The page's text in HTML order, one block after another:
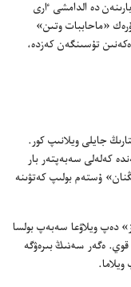
دە الدامشى ٵرى
«ماحاببات وتىن»
تۇ‌سىنگە‌ن كە‌زدە،‏
جايلى ويلانىپ كور.‏
كە‌لە‌لى سە‌بە‌پتە‌ر بار
ۇ‌ستە‌م بولىپ كە‌تۋىنە
دە‌پ ويلاۋعا سە‌بە‌پ بولسا
قوي.‏ ە‌گە‌ر سە‌نىڭبىرە‌ۋگە